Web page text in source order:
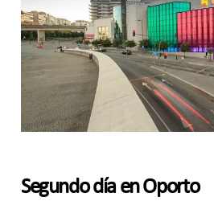
Segundo día en Oporto